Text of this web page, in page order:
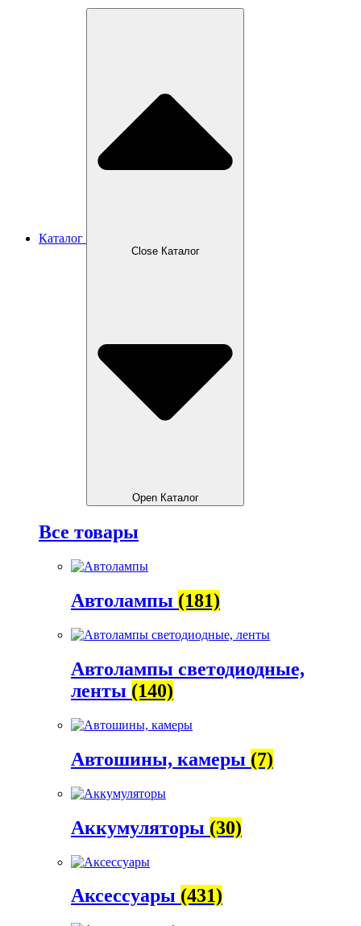
Каталог
Close Каталог
Open Каталог
Все товары
Автолампы (181)
Автолампы светодиодные,
ленты (140)
Автошины, камеры (7)
Аккумуляторы (30)
Аксессуары (431)